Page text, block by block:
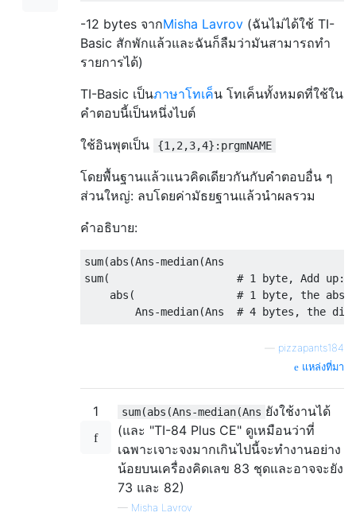
-12 bytes จากMisha Lavrov (ฉันไม่ได้ใช้ TI-
Basic สักพักแล้วและฉันก็ลืมว่ามันสามารถทำ
รายการได้)
TI-Basic เป็นภาษาโทเค็น โทเค็นทั้งหมดที่ใช้ใน
คำตอบนี้เป็นหนึ่งไบต์
ใช้อินพุตเป็น
{1,2,3,4}:prgmNAME
โดยพื้นฐานแล้วแนวคิดเดียวกันกับคำตอบอื่น ๆ
ส่วนใหญ่: ลบโดยค่ามัธยฐานแล้วนำผลรวม
คำอธิบาย:
sum(abs(Ans-median(Ans
sum(                    # 1 byte, Add up:
abs(                # 1 byte, the
pizzapants184
แหล่งที่มา
1 sum(abs(Ans-median(Ans ยังใช้งานได้
(และ "TI-84 Plus CE" ดูเหมือนว่าที่
เฉพาะเจาะจงมากเกินไปนี้จะทำงานอย่าง
น้อยบนเครื่องคิดเลข 83 ชุดและอาจจะยัง
73 และ 82)
— Misha Lavrov